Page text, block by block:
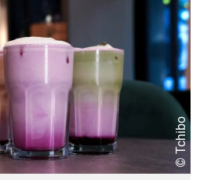
© Tchibo